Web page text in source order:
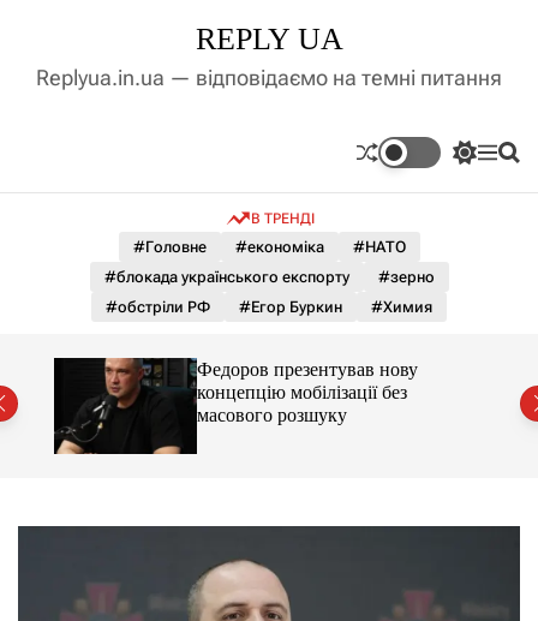
д
у
REPLY UA
Replyua.in.ua — відповідаємо на темні питання
П
к
а
г
е
ж
М П
В ТРЕНДІ
#Головне #економіка
#НАТО
#блокада українського експорту
#зерно
#обстріли РФ
#Егор Буркин #Химия
Федоров презентував нову
концепцію мобілізації без
масового розшуку